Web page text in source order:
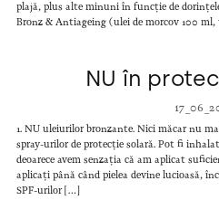
plajă, plus alte minuni în funcție de
Bronz & Antiageing (ulei de morcov 100
NU în
1. NU uleiurilor bronzante. Nici măcar nu
spray-urilor de protecție solară. Pot fi
deoarece avem senzația că am aplicat
aplicați până când pielea devine lucioasă,
SPF-urilor […]